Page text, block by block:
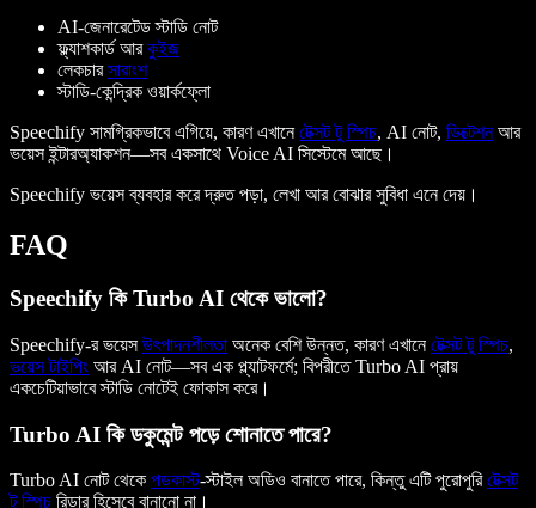
AI-জেনারেটেড স্টাডি নোট
ফ্ল্যাশকার্ড আরকুইজ
লেকচারসারাংশ
স্টাডি-কেন্দ্রিক ওয়ার্কফ্লো
Speechify সামগ্রিকভাবে এগিয়ে, কারণ এখানেটেক্সট টু স্পিচ, AI নোট, ডিক্টেশনআর
ভয়েস ইন্টারঅ্যাকশন—সব একসাথে Voice AI সিস্টেমে আছে।
Speechify ভয়েস ব্যবহার করে দ্রুত পড়া, লেখা আর বোঝার সুবিধা এনে দেয়।
FAQ
Speechify কি Turbo AI থেকে ভালো?
Speechify-র ভয়েসউৎপাদনশীলতা অনেক বেশি উন্নত, কারণ এখানেটেক্সট টু স্পিচ,
ভয়েস টাইপিং আর AI নোট—সব এক প্ল্যাটফর্মে; বিপরীতে Turbo AI প্রায়
একচেটিয়াভাবে স্টাডি নোটেই ফোকাস করে।
Turbo AI কি ডকুমেন্ট পড়ে শোনাতে পারে?
Turbo AI নোট থেকে পডকাস্ট-স্টাইল অডিও বানাতে পারে, কিন্তু এটি পুরোপুরিটেক্সট
টু স্পিচ রিডার হিসেবে বানানো না।